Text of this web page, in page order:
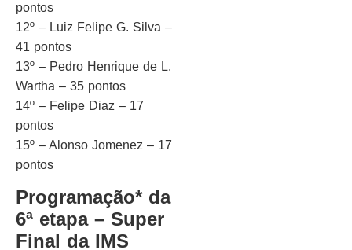
pontos
12º – Luiz Felipe G. Silva –
41 pontos
13º – Pedro Henrique de L.
Wartha – 35 pontos
14º – Felipe Diaz – 17
pontos
15º – Alonso Jomenez – 17
pontos
Programação* da
6ª etapa – Super
Final da IMS